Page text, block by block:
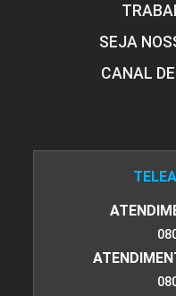
Gestão
Suprimentos
SEJA
CANAL